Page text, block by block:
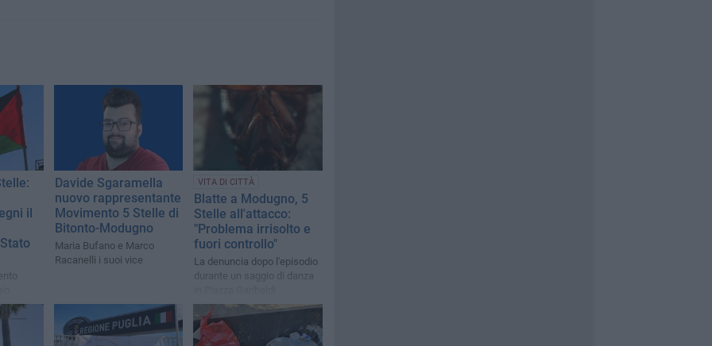
il
deve
Davide Sgaramella
nuovo rappresentante
Movimento 5 Stelle di
Bitonto-Modugno
Maria Bufano e Marco
Racanelli i suoi vice
VITA DI CITTÀ
Blatte a Modugno, 5
Stelle all'attacco:
"Problema irrisolto e
fuori controllo"
La denuncia dopo l'episodio
durante un saggio di danza